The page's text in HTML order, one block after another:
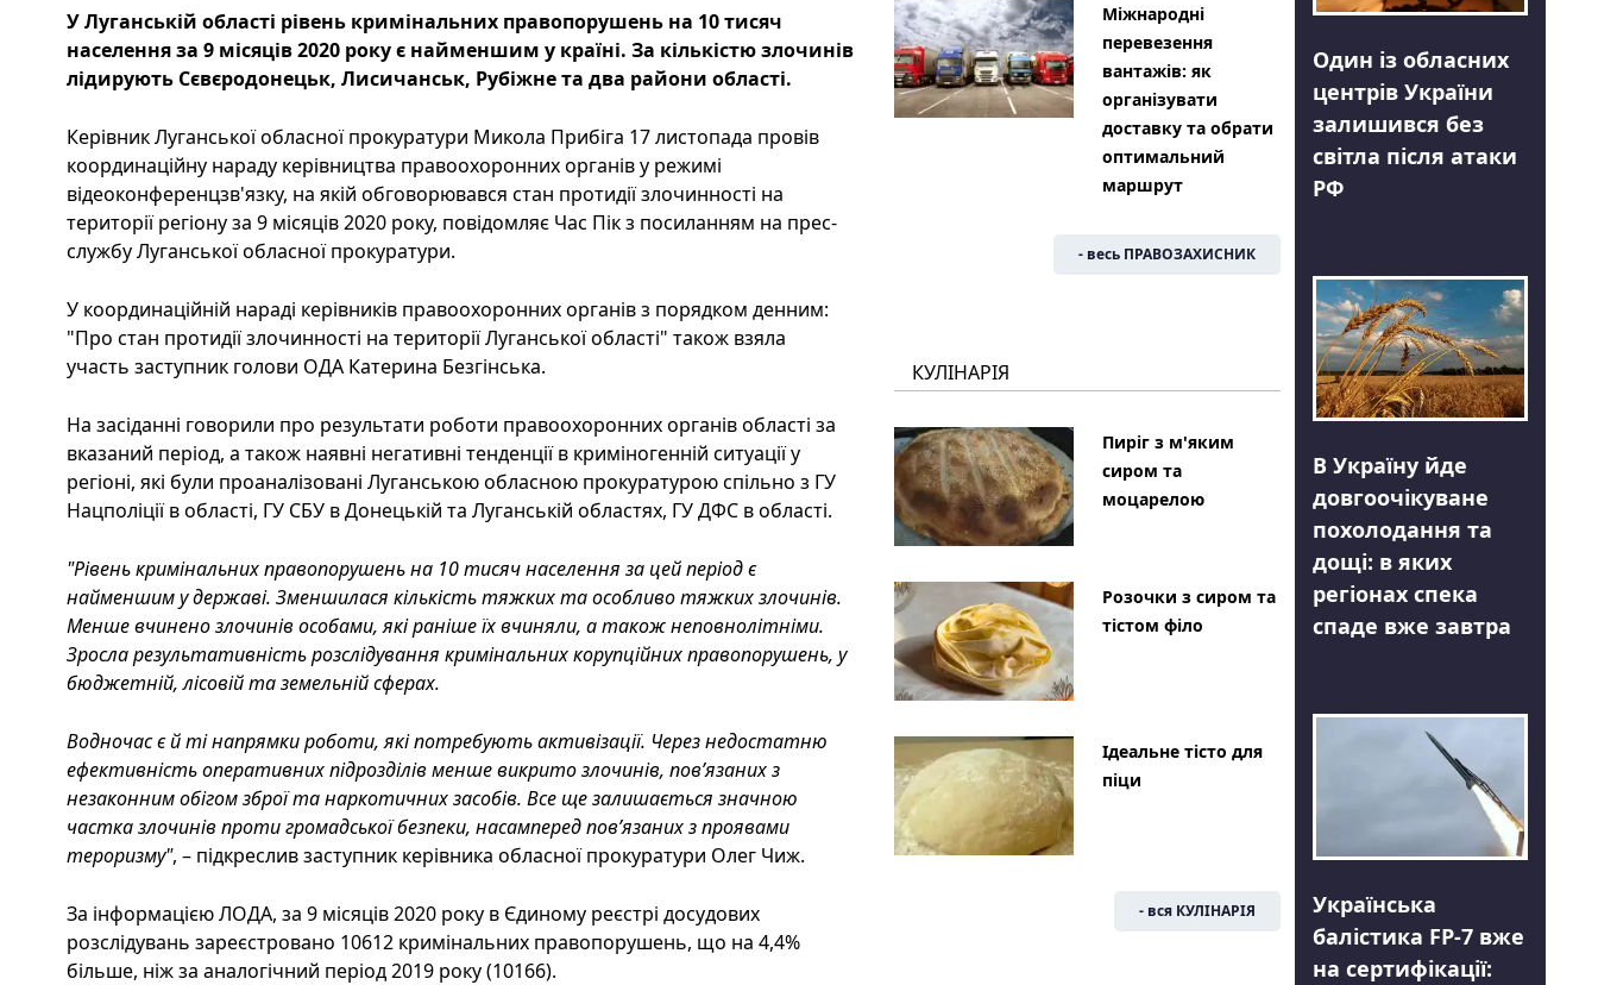
У Луганській області рівень кримінальних правопорушень на 10 тисяч
населення за 9 місяців 2020 року є найменшим у країні. За кількістю злочинів
лідирують Сєвєродонецьк, Лисичанськ, Рубіжне та два райони області.
Керівник Луганської обласної прокуратури Микола Прибіга 17 листопада провів
координаційну нараду керівництва правоохоронних органів у режимі
відеоконференцзв'язку, на якій обговорювався стан протидії злочинності на
території регіону за 9 місяців 2020 року, повідомляє Час Пік з посиланням на прес-
службу Луганської обласної прокуратури.
У координаційній нараді керівників правоохоронних органів з порядком денним:
"Про стан протидії злочинності на території Луганської області" також взяла
участь заступник голови ОДА Катерина Безгінська.
На засіданні говорили про результати роботи правоохоронних органів області за
вказаний період, а також наявні негативні тенденції в криміногенній ситуації у
регіоні, які були проаналізовані Луганською обласною прокуратурою спільно з ГУ
Нацполіції в області, ГУ СБУ в Донецькій та Луганській областях, ГУ ДФС в області.
"Рівень кримінальних правопорушень на 10 тисяч населення за цей період є
найменшим у державі. Зменшилася кількість тяжких та особливо тяжких злочинів.
Менше вчинено злочинів особами, які раніше їх вчиняли, а також неповнолітніми.
Зросла результативність розслідування кримінальних корупційних правопорушень, у
бюджетній, лісовій та земельній сферах.
Водночас є й ті напрямки роботи, які потребують активізації. Через недостатню
ефективність оперативних підрозділів менше викрито злочинів, пов’язаних з
незаконним обігом зброї та наркотичних засобів. Все ще залишається значною
частка злочинів проти громадської безпеки, насамперед пов’язаних з проявами
тероризму", – підкреслив заступник керівника обласної прокуратури Олег Чиж.
За інформацією ЛОДА, за 9 місяців 2020 року в Єдиному реєстрі досудових
розслідувань зареєстровано 10612 кримінальних правопорушень, що на 4,4%
більше, ніж за аналогічний період 2019 року (10166).
Міжнародні
перевезення
вантажів: як
організувати
доставку та обрати
оптимальний
маршрут
- весь ПРАВОЗАХИСНИК
КУЛІНАРІЯ
Пиріг з м'яким
сиром та
моцарелою
Розочки з сиром та
тістом філо
Ідеальне тісто для
піци
- вся КУЛІНАРІЯ
Один із обласних
центрів України
залишився без
світла після атаки
РФ
В Україну йде
довгоочікуване
похолодання та
дощі: в яких
регіонах спека
спаде вже завтра
Українська
балістика FP-7 вже
на сертифікації: